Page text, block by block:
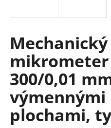
Mechanický
mikrometer
300/0,01
výmennými
plochami,
s
ť
?
HĽADAŤ